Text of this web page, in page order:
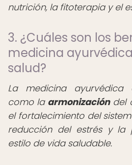
nutrición, la fitoterapia y el
3. ¿Cuáles son los
medicina
salud?
La medicina ayurvédica
como la armonizacióndel
el fortalecimiento del
reducción del estrés y la
estilo de vida saludable.